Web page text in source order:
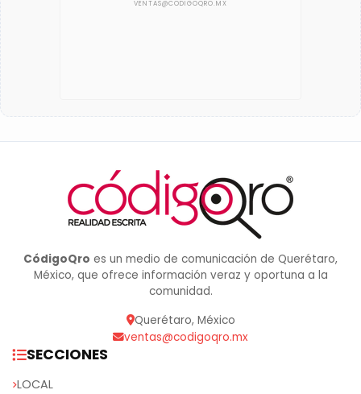
CódigoQro es un medio de comunicación de Querétaro,
México, que ofrece información veraz y oportuna a la
comunidad.
Querétaro, México
ventas@codigoqro.mx
SECCIONES
LOCAL